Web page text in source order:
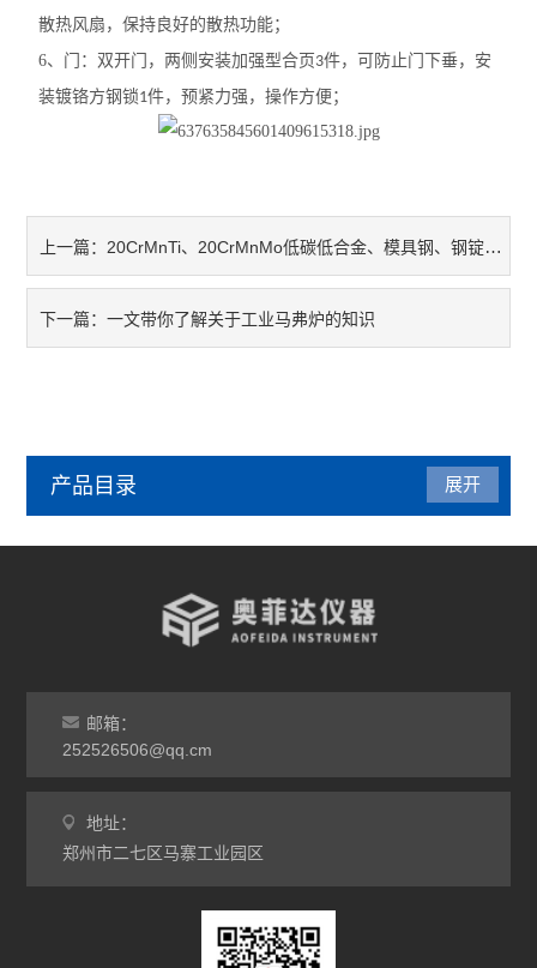
散热风扇，保持良好的散热功能；
6、门：双开门，两侧安装加强型合页 3件，可防止门下垂，安
装镀铬方钢锁1件，预紧力强，操作方便；
上一篇：20CrMnTi、20CrMnMo低碳低合金、模具钢、钢锭退火工艺
下一篇：一文带你了解关于工业马弗炉的知识
产品目录
干燥箱
烘箱
工业电炉
展开
邮箱：
252526506@qq.cm
地址：
郑州市二七区马寨工业园区